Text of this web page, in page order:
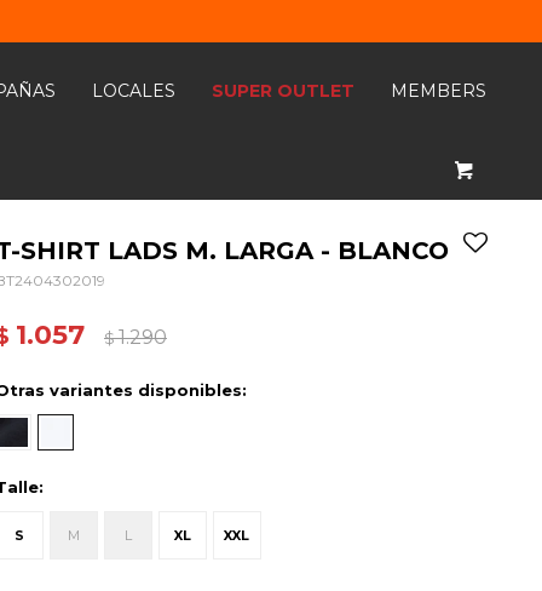
LOCALES SUPER OUTLET MEMBERS
SHIRT LADS M. LARGA - BLANCO
1.057 $ 1.290
variantes disponibles:
S M L XL XXL